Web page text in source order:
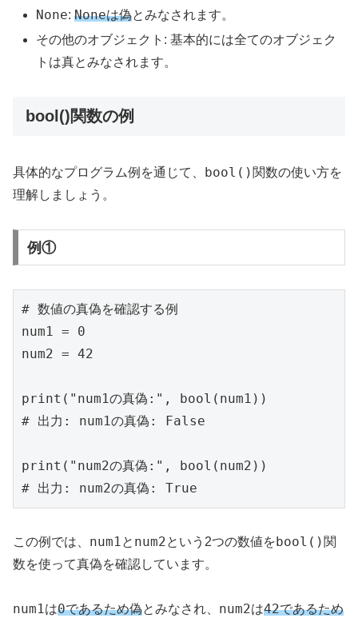
None:Noneは偽とみなされます。
その他のオブジェクト: 基本的には全てのオブジェク
トは真とみなされます。
bool()関数の例
具体的なプログラム例を通じて、 bool() 関数の使い方を
理解しましょう。
例①
# 数値の真偽を確認する例
num1 = 0
num2 = 42
print("num1の真偽:", bool(num1))
# 出力: num1の真偽: False
print("num2の真偽:", bool(num2))
この例では、 num1と num2という2つの数値を bool() 関
数を使って真偽を確認しています。
num1は0であるため偽とみなされ、 num2は42であるため